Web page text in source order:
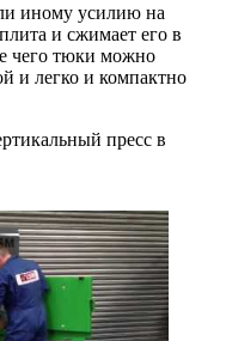
иному усилию на
и сжимает его в
чего тюки можно
и легко и компактно
пресс в